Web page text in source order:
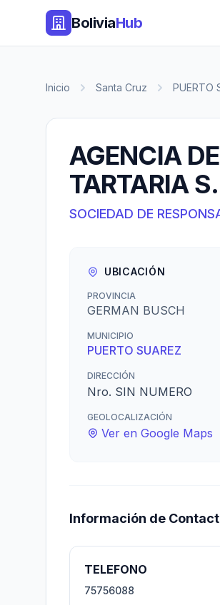
BoliviaHub
Inicio Santa Cruz PUERTO
AGENCIA
TARTARIA
SOCIEDAD DE
UBICACIÓN
PROVINCIA
GERMAN BUSCH
MUNICIPIO
PUERTO SUAREZ
DIRECCIÓN
Nro. SIN NUMERO
GEOLOCALIZACIÓN
Ver en Google Maps
Información de
TELEFONO
75756088